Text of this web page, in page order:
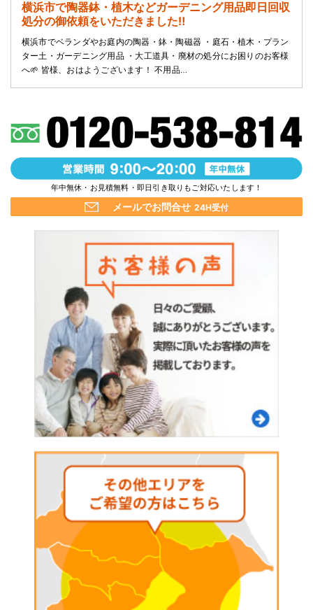
横浜市で陶器鉢・植木などガーデニング用品即日回収
処分の御依頼をいただきました‼️
横浜市でベランダやお庭内の陶器・鉢・陶磁器 ・庭石・植木・プラン
ター土・ガーデニング用品 ・大工道具・廃材の処分にお困りのお客様
へ🌱 皆様、おはようございます！ 不用品…
年中無休・お見積無料・即日引き取りもご対応いたします！
メールでお問合せ 24H受付